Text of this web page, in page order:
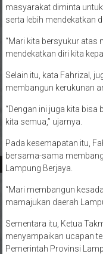
masyarakat diminta
serta lebih mendekatkan
“Mari kita bersyukur atas
mendekatkan diri kita
Selain itu, kata Fahrizal,
membangun kerukunan
“Dengan ini juga kita
kita semua,” ujarnya.
Pada kesemapatan itu,
bersama-sama
Lampung Berjaya.
“Mari membangun
mamajukan daerah
Sementara itu, Ketua
menyampaikan ucapan
Pemerintah Provinsi